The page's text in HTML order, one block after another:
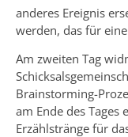
anderes Ereignis
werden, das für
Am zweiten Tag
Brainstorming-
am Ende des Tages
Erzählstränge für